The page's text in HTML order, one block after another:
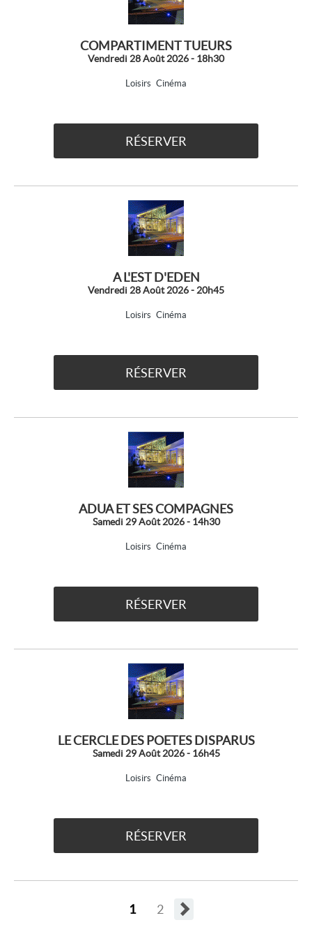
COMPARTIMENT TUEURS
Vendredi 28 Août 2026 - 18h30
Loisirs Cinéma
RÉSERVER
A L'EST D'EDEN
Vendredi 28 Août 2026 - 20h45
Loisirs Cinéma
RÉSERVER
ADUA ET SES COMPAGNES
Samedi 29 Août 2026 - 14h30
Loisirs Cinéma
RÉSERVER
LE CERCLE DES POETES DISPARUS
Samedi 29 Août 2026 - 16h45
Loisirs Cinéma
RÉSERVER
1 2